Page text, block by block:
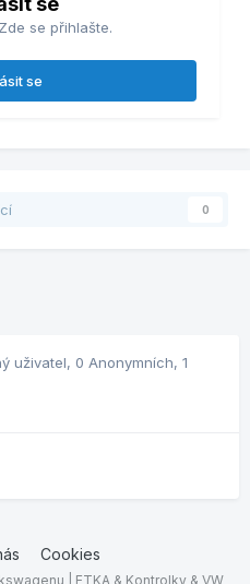
se přihlašte.
se
0
uživatel, 0 Anonymních, 1
Cookies
| ETKA & Kontrolky & VW